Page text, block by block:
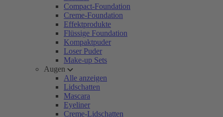
Compact-Foundation
Creme-Foundation
Effektprodukte
Flüssige Foundation
Kompaktpuder
Loser Puder
Make-up Sets
Augen
Alle anzeigen
Lidschatten
Mascara
Eyeliner
Creme-Lidschatten